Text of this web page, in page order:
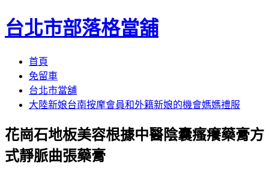
台北市部落格當舖
首頁
免留車
台北市當舖
大陸新娘台南按摩會員和外籍新娘的機會媽媽禮服
花崗石地板美容根據中醫陰囊瘙癢藥膏方
式靜脈曲張藥膏